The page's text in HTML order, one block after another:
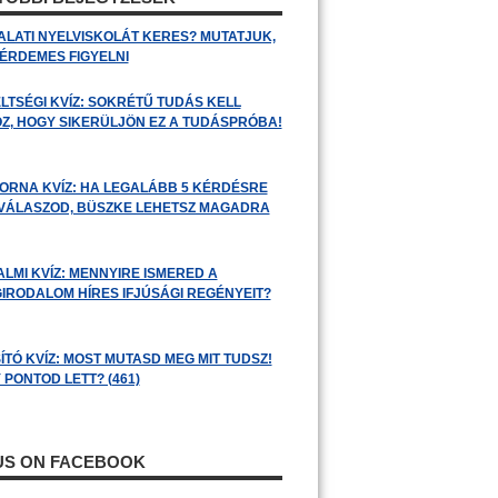
NYELVISKOLÁT KERES? MUTATJUK,
FIGYELNI
KVÍZ: SOKRÉTŰ TUDÁS KELL
HOGY SIKERÜLJÖN EZ A TUDÁSPRÓBA!
KVÍZ: HA LEGALÁBB 5 KÉRDÉSRE
BÜSZKE LEHETSZ MAGADRA
KVÍZ: MENNYIRE ISMERED A
HÍRES IFJÚSÁGI REGÉNYEIT?
KVÍZ: MOST MUTASD MEG MIT TUDSZ!
PONTOD LETT? (461)
ON FACEBOOK